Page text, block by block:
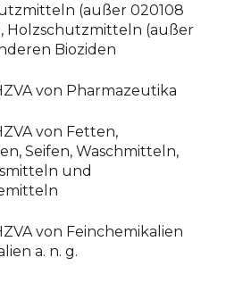
(außer 020108
Holzschutzmitteln (außer
Bioziden
von Pharmazeutika
von Fetten,
Seifen, Waschmitteln,
und
von Feinchemikalien
a. n. g.